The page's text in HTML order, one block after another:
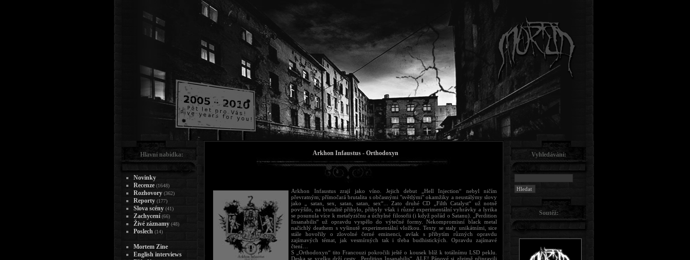
Arkhon Infaustus - Orthodoxyn
Arkhon Infaustus zrají jako víno. Jejich debut „Hell Injection“ nebyl ničím
převratným, přímočará brutalita s občasnými "světlými" okamžiky a neustálýmy slovy
jako „ satan, sex, satan, satan, sex“... Zato druhé CD „Filth Catalyst“ už notně
povýšilo, na brutalitě přibylo, přibyly však i různé experimentální vyhrávky a lyrika
se posunula více k metafyzičnu a úchylné filosofii (i když pořád o Satanu). „Perdition
Insanabilis“ už opravdu vyspělo do výtečné formy. Nekompromisní black metal
načichlý deathem s vyšinutě experimentální vložkou. Texty se staly unikátními, sice
stále hovořily o zlovolné černé eminenci, avšak s přibytím různých opravdu
zajímavých témat, jak vesmírných tak i třeba budhistických. Opravdu zajímavé
čtení…
S „Orthodoxyn“ tito Francouzi pokročili ještě o kousek blíž k totálnímu LSD peklu.
Deska se vcelku drží cesty „Perdition Insanabilis“. ALE! Pánové si zřejmě připravili
Hlavní nabídka:
Novinky
Recenze (1648)
Rozhovory (362)
Reporty (177)
Slova scény (41)
Zachycení (66)
Živé záznamy (48)
Poslech (14)
Mortem Zine
English interviews
Vyhledávání:
Soutěž: